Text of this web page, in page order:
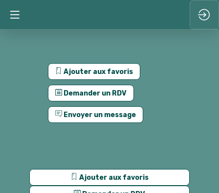
Ajouter aux favoris
Demander un RDV
Envoyer un message
Ajouter aux favoris